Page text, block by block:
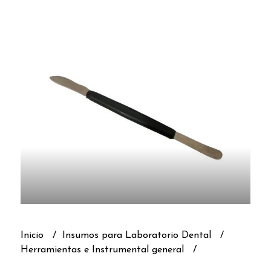
Inicio
Insumos para Laboratorio Dental
Herramientas e Instrumental general